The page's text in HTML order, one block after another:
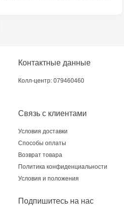
- str. Socoleni, 7
cel Bătrân,17/3
Ieșilor, 3/1
str. N. Testemițanu
Связь с клиентами
Условия доставки
Способы оплаты
Возврат товара
Политика конфиденциальности
Условия и положения
Контактные данные
Колл-центр: 079460460
Подпишитесь на нас